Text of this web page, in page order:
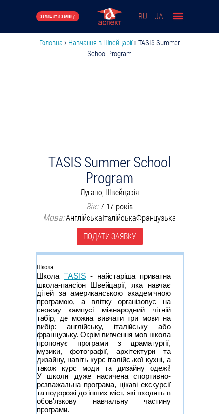
залишити заявку RU UA
Ви є тут
Головна » Навчання в Швейцарії »TASIS Summer
School Program
TASIS Summer School
Program
Лугано, Швейцарія
Вік:7-17 років
Мова:АнглійськаІталійськаФранцузька
ПОДАТИ ЗАЯВКУ
Группа
Школа
Школа TASIS - найстаріша приватна
школа-пансіон Швейцарії, яка навчає
дітей за американською академічною
програмою, а влітку організовує на
своєму кампусі міжнародний літній
табір, де можна вивчати три мови на
вибір: англійську, італійську або
французьку. Окрім вивчення мов школа
пропонує програми з драматургії,
музики, фотографії, архітектури та
дизайну, навіть курс італійської кухні, а
також курс моди та дизайну одежі!
У школи дуже насичена спортивно-
розважальна програма, цікаві екскурсії
та подорожі до інших міст, які входять в
обов'язкову навчальну частину
програми.